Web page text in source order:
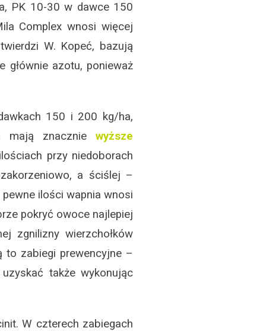
PK 10-30 w dawce 150
Complex wnosi więcej
W. Kopeć, bazują
głównie azotu, ponieważ
150 i 200 kg/ha,
mają znacznie wyższe
przy niedoborach
a ściślej –
ilości wapnia wnosi
pokryć owoce najlepiej
zgnilizny wierzchołków
to zabiegi prewencyjne –
także wykonując
W czterech zabiegach